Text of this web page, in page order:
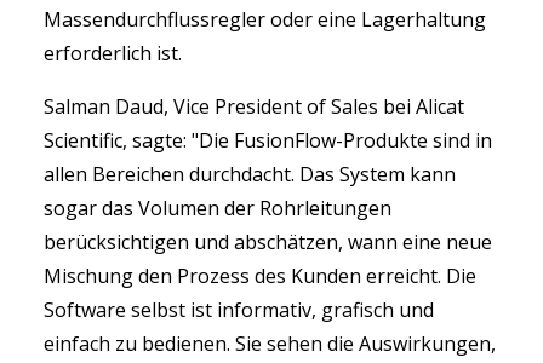
Massendurchflussregler oder eine Lagerhaltung
erforderlich ist.
Salman Daud, Vice President of Sales bei Alicat
Scientific, sagte: "Die FusionFlow-Produkte sind in
allen Bereichen durchdacht. Das System kann
sogar das Volumen der Rohrleitungen
berücksichtigen und abschätzen, wann eine neue
Mischung den Prozess des Kunden erreicht. Die
Software selbst ist informativ, grafisch und
einfach zu bedienen. Sie sehen die Auswirkungen,